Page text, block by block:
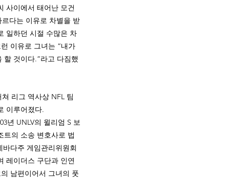
사이에서 태어난 모건
다는 이유로 차별을 받
일하던 시절 수많은 차
이유로 그녀는 “내가
할 것이다.”라고 다짐했
리그 역사상 NFL 팀
이루어졌다.
년 UNLV의 윌리엄 S 보
트의 소송 변호사로 법
다주 게임관리위원회
레이더스 구단과 인연
남편이어서 그녀의 풋